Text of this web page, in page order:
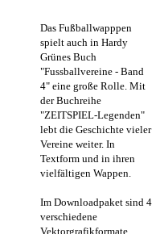
Das Fußballwapppen
spielt auch in Hardy
Grünes Buch
"Fussballvereine - Band
4" eine große Rolle. Mit
der Buchreihe
"ZEITSPIEL-Legenden"
lebt die Geschichte vieler
Vereine weiter. In
Textform und in ihren
vielfältigen Wappen.
Im Downloadpaket sind 4
verschiedene
Vektorgrafikformate